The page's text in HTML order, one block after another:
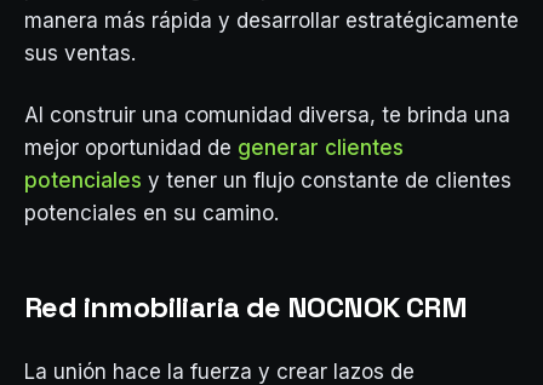
manera más rápida y desarrollar estratégicamente
sus ventas.
Al construir una comunidad diversa, te brinda una
mejor oportunidad de generar clientes
potenciales y tener un flujo constante de clientes
potenciales en su camino.
Red inmobiliaria de NOCNOK CRM
La unión hace la fuerza y crear lazos de